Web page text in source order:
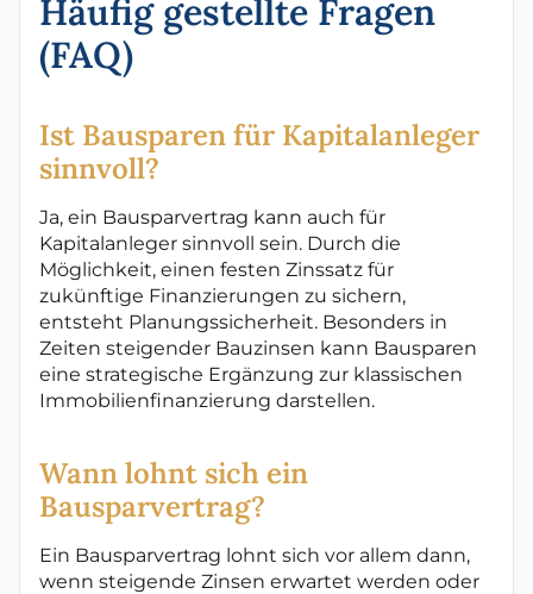
Häufig gestellte Fragen
(FAQ)
Ist Bausparen für Kapitalanleger
sinnvoll?
Ja, ein Bausparvertrag kann auch für
Kapitalanleger sinnvoll sein. Durch die
Möglichkeit, einen festen Zinssatz für
zukünftige Finanzierungen zu sichern,
entsteht Planungssicherheit. Besonders in
Zeiten steigender Bauzinsen kann Bausparen
eine strategische Ergänzung zur klassischen
Immobilienfinanzierung darstellen.
Wann lohnt sich ein
Bausparvertrag?
Ein Bausparvertrag lohnt sich vor allem dann,
wenn steigende Zinsen erwartet werden oder